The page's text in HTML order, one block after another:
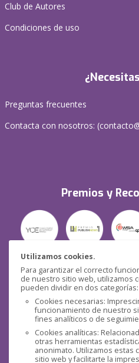
Utilizamos cookies.
Para garantizar el correcto
de nuestro sitio web, utilizamos
pueden dividir en dos categorías:
Cookies necesarias:
funcionamiento de nuestro
fines analíticos o de
Cookies analíticas:
otras herramientas
anonimato. Utilizamos estas
sitio web y facilitarte la
Club de Autores
Condiciones de uso
Preguntas frecuentes
Contacta con nosotros: (
Premios y
Redes